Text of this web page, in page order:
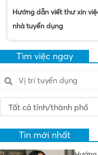
Hướng dẫn viết thư xin
nhà tuyển dụng
Tìm việc ngay
Tin mới nhất